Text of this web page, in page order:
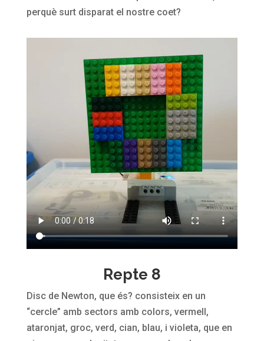
perquè surt disparat el nostre coet?
Repte 8
Disc de Newton, que és? consisteix en un
“cercle” amb sectors amb colors, vermell,
ataronjat, groc, verd, cian, blau, i violeta, que en